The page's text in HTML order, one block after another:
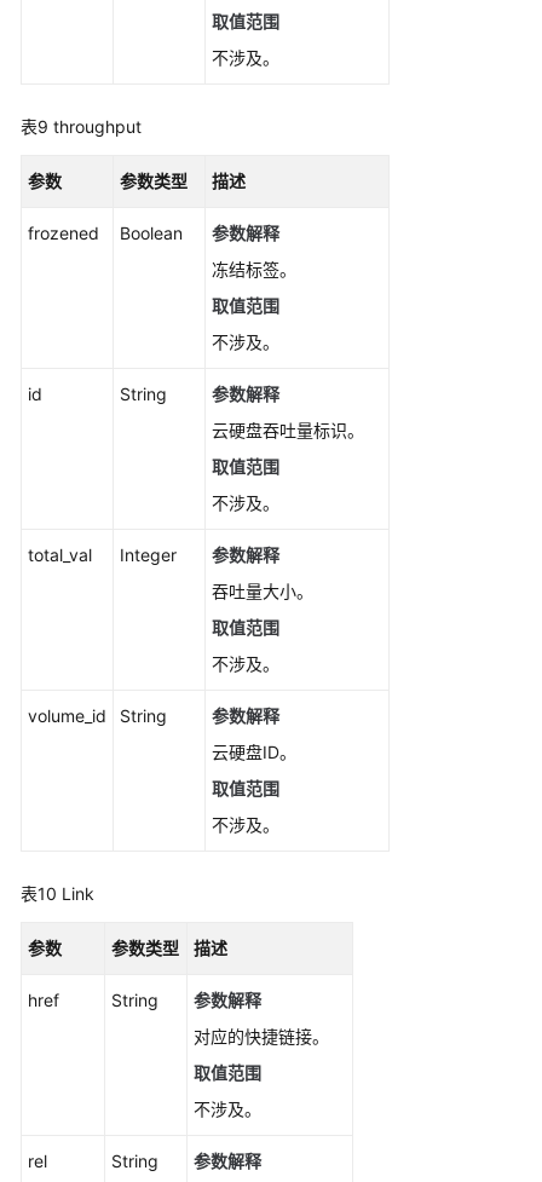
取值范围
不涉及。
表9 throughput
参数 参数类型 描述
frozened Boolean
参数解释
冻结标签。
取值范围
不涉及。
id String
参数解释
云硬盘吞吐量标识。
取值范围
不涉及。
total_val Integer
参数解释
吞吐量大小。
取值范围
不涉及。
volume_id String
参数解释
云硬盘ID。
取值范围
不涉及。
表10 Link
参数 参数类型 描述
href String
参数解释
对应的快捷链接。
取值范围
不涉及。
rel String
参数解释